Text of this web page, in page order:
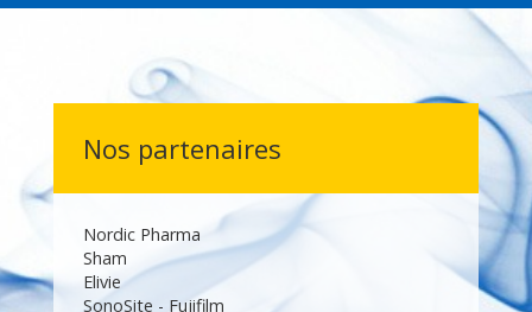
Nos partenaires
Nordic Pharma
Sham
Elivie
SonoSite - Fujifilm